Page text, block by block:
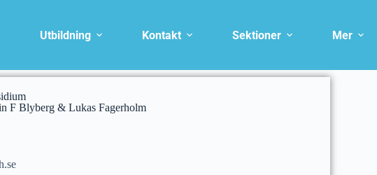
Utbildning Kontakt Sektioner Mer
F Blyberg & Lukas Fagerholm